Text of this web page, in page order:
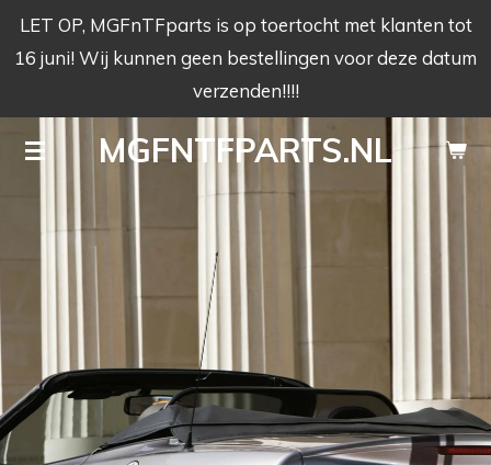
Ga
direct
de
hoofdinhoudMGFNTFPARTS.NL
LET OP, MGFnTFparts is op toertocht met klanten tot
16 juni! Wij kunnen geen bestellingen voor deze datum
verzenden!!!!